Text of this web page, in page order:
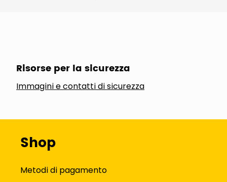
Risorse per la sicurezza
Immagini e contatti di sicurezza
Shop
Metodi di pagamento